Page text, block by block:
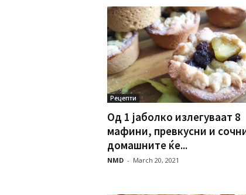
Рецепти
Од 1 јаболко излегуваат 8
мафини, превкусни и
домашните ќе...
NMD - March 20, 2021